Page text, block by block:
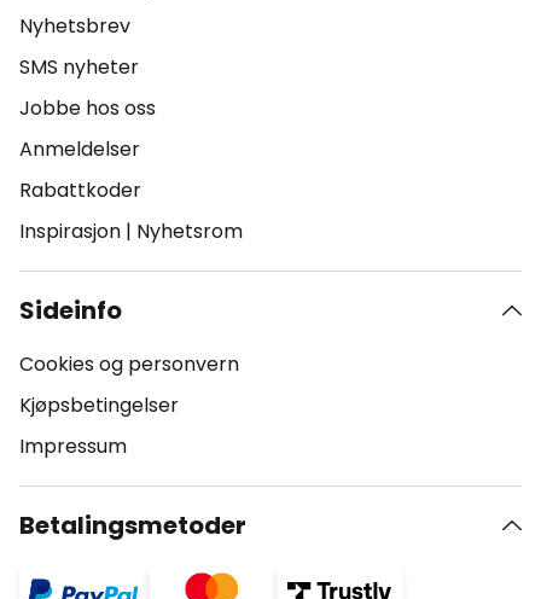
Nyhetsbrev
SMS nyheter
Jobbe hos oss
Anmeldelser
Rabattkoder
Inspirasjon | Nyhetsrom
Sideinfo
Cookies og personvern
Kjøpsbetingelser
Impressum
Betalingsmetoder